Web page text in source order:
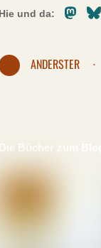
Hie und da:
ANDERSTER ·
Die Bücher zum